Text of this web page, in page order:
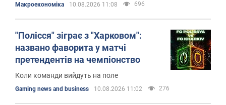
Mакроекономіка 10.08.2026 11:08 696
"Полісся" зіграє з "Харковом":
названо фаворита у матчі
претендентів на чемпіонство
Коли команди вийдуть на поле
Gaming news and business 10.08.2026 11:02 276